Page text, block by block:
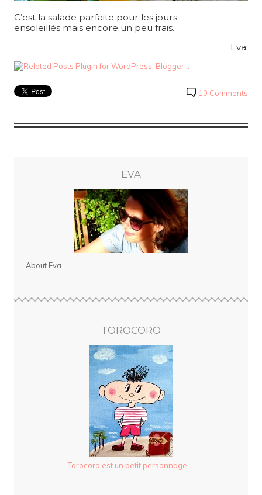
C’est la salade parfaite pour les jours
ensoleillés mais encore un peu frais.
Eva.
10 Comments
EVA
About Eva
TOROCORO
Torocoro est un petit personnage ...